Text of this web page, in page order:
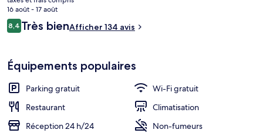
actuel
est
de
16 août - 17 août
Avis
voyageurs
8,48,4 sur 10
Très bienAfficher 134 avis
Équipements populaires
Parking gratuit
Wi-Fi gratuit
Restaurant
Climatisation
Réception 24 h/24
Non-fumeurs